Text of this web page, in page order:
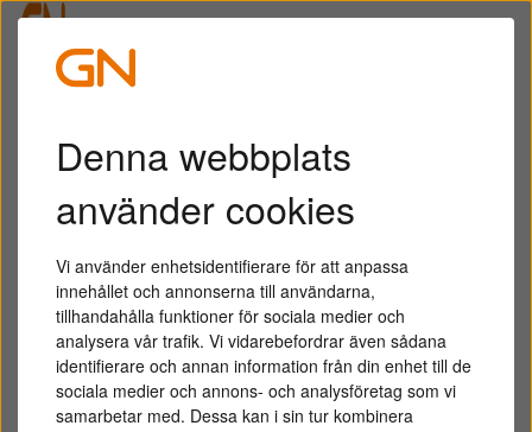
Denna webbplats
använder cookies
Vi använder enhetsidentifierare för att anpassa
innehållet och annonserna till användarna,
tillhandahålla funktioner för sociala medier och
analysera vår trafik. Vi vidarebefordrar även sådana
identifierare och annan information från din enhet till de
sociala medier och annons- och analysföretag som vi
samarbetar med. Dessa kan i sin tur kombinera
FÖR PROFESSIONELLA
Denna webbplats är tänkt som en introduktion till
verksamheten GN Hearing. Läs den här texten
innan du använder webbplatsen.
godkänner du de villkor som anges här.
Om du inte accepterar villkoren ska du inte välja
webbplatsen.
Du kan ladda ner material som visas på denna